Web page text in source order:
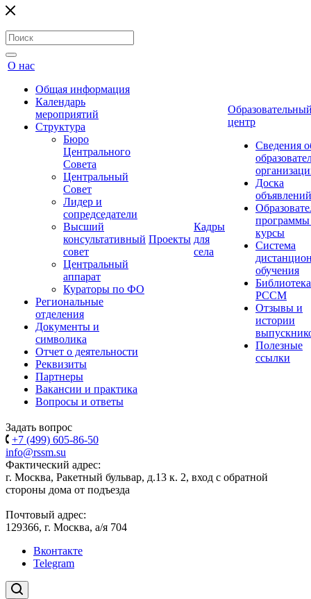
О нас
Общая информация
Календарь
мероприятий
Структура
Бюро
Центрального
Совета
Центральный
Совет
Лидер и
сопредседатели
Высший
консультативный
совет
Центральный
аппарат
Кураторы по ФО
Региональные
отделения
Документы и
символика
Отчет о деятельности
Реквизиты
Партнеры
Вакансии и практика
Вопросы и ответы
Проекты
Кадры
для
села
центр
Сведения
Доска
объявлений
курсы
Система
обучения
Библиотека
РССМ
Отзывы и
истории
Полезные
ссылки
Задать вопрос
+7 (499) 605-86-50
info@rssm.su
Фактический адрес:
г. Москва, Ракетный бульвар, д.13 к. 2, вход с обратной
стороны дома от подъезда
Почтовый адрес:
129366, г. Москва, а/я 704
Вконтакте
Telegram